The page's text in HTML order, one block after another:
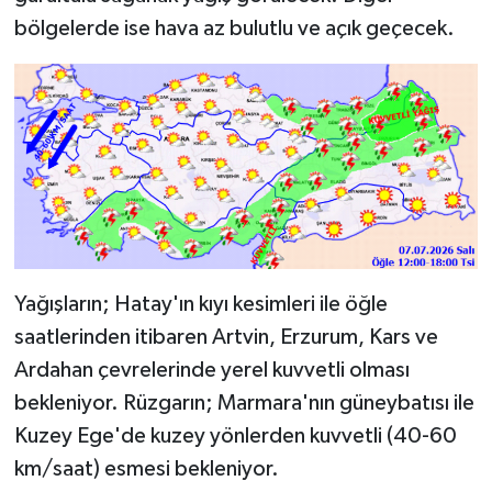
bölgelerde ise hava az bulutlu ve açık geçecek.
Yağışların; Hatay'ın kıyı kesimleri ile öğle
saatlerinden itibaren Artvin, Erzurum, Kars ve
Ardahan çevrelerinde yerel kuvvetli olması
bekleniyor. Rüzgarın; Marmara'nın güneybatısı ile
Kuzey Ege'de kuzey yönlerden kuvvetli (40-60
km/saat) esmesi bekleniyor.